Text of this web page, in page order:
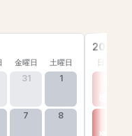
金曜日 土曜日
31 1
7 8
2026年
日曜日